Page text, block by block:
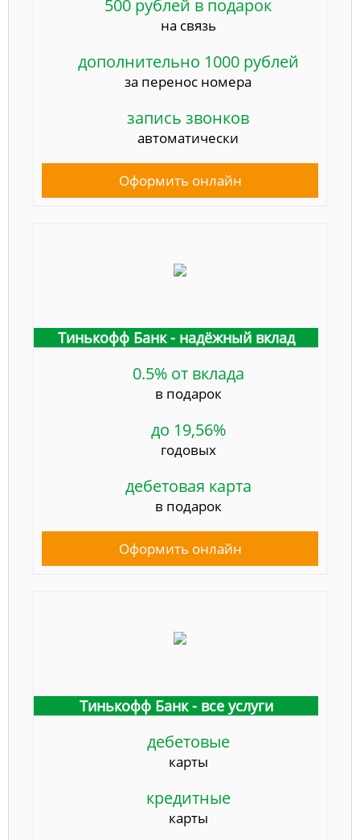
500 рублей в подарок
на связь
дополнительно 1000 рублей
за перенос номера
запись звонков
автоматически
Оформить онлайн
Тинькофф Банк - надёжный вклад
0.5% от вклада
в подарок
до 19,56%
годовых
дебетовая карта
в подарок
Оформить онлайн
Тинькофф Банк - все услуги
дебетовые
карты
кредитные
карты